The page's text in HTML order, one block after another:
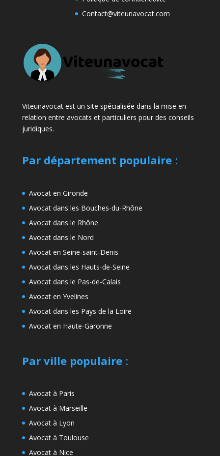
Contact@viteunavocat.com
Viteunavocat est un site spécialisée dans la mise en
relation entre avocats et particuliers pour des conseils
juridiques.
Par département populaire:
Avocat en Gironde
Avocat dans les Bouches-du-Rhône
Avocat dans le Rhône
Avocat dans le Nord
Avocat en Seine-saint-Denis
Avocat dans les Hauts-de-Seine
Avocat dans le Pas-de-Calais
Avocat en Yvelines
Avocat dans les Pays de la Loire
Avocat en Haute-Garonne
Par ville populaire:
Avocat à Paris
Avocat à Marseille
Avocat à Lyon
Avocat à Toulouse
Avocat à Nice